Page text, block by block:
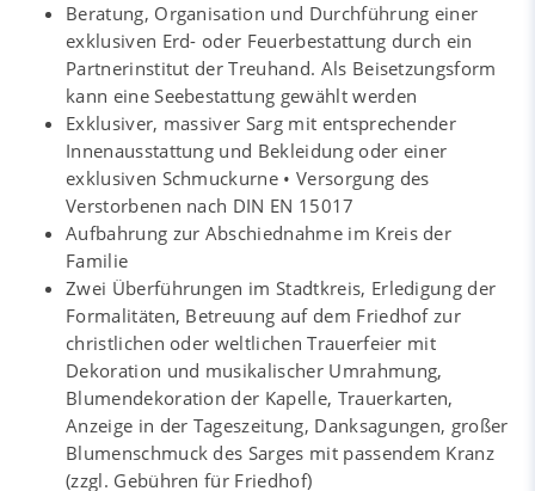
Beratung, Organisation und Durchführung einer
exklusiven Erd- oder Feuerbestattung durch ein
Partnerinstitut der Treuhand. Als Beisetzungsform
kann eine Seebestattung gewählt werden
Exklusiver, massiver Sarg mit entsprechender
Innenausstattung und Bekleidung oder einer
exklusiven Schmuckurne • Versorgung des
Verstorbenen nach DIN EN 15017
Aufbahrung zur Abschiednahme im Kreis der
Familie
Zwei Überführungen im Stadtkreis, Erledigung der
Formalitäten, Betreuung auf dem Friedhof zur
christlichen oder weltlichen Trauerfeier mit
Dekoration und musikalischer Umrahmung,
Blumendekoration der Kapelle, Trauerkarten,
Anzeige in der Tageszeitung, Danksagungen, großer
Blumenschmuck des Sarges mit passendem Kranz
(zzgl. Gebühren für Friedhof)